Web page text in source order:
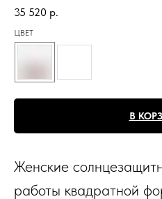
35 520 р.
ЦВЕТ
В
Женские
работы квадратной